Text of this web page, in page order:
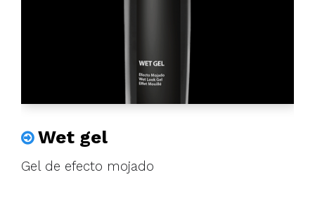
Wet gel
Gel de efecto mojado